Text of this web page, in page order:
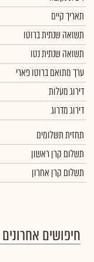
תאריך קיים
תשואה שנתית ברוטו
תשואה שנתית נטו
ערך מתואם ברוטו פארי
דירוג מעלות
דירוג מדרוג
תחזית תשלומים
תשלום קרן ראשון
תשלום קרן אחרון
חיפושים אחרונים